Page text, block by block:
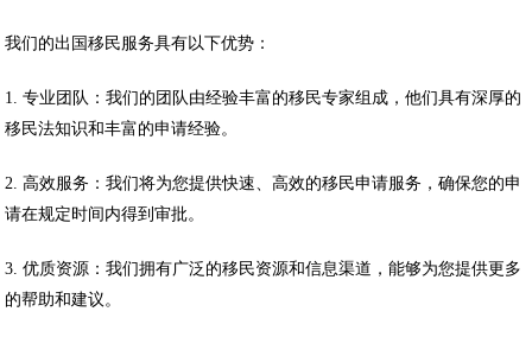
我们的出国移民服务具有以下优势：
1. 专业团队：我们的团队由经验丰富的移民专家组成，他们具有深厚的
移民法知识和丰富的申请经验。
2. 高效服务：我们将为您提供快速、高效的移民申请服务，确保您的申
请在规定时间内得到审批。
3. 优质资源：我们拥有广泛的移民资源和信息渠道，能够为您提供更多
的帮助和建议。